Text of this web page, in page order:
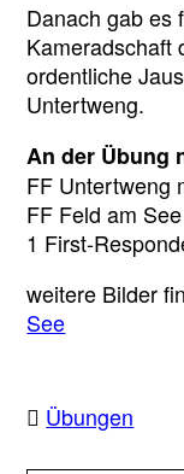
Danach gab es
Kameradschaft
ordentliche
Untertweng.
An der Übung
FF Untertweng
FF Feld am
1 First-
weitere Bilder
See
Übungen